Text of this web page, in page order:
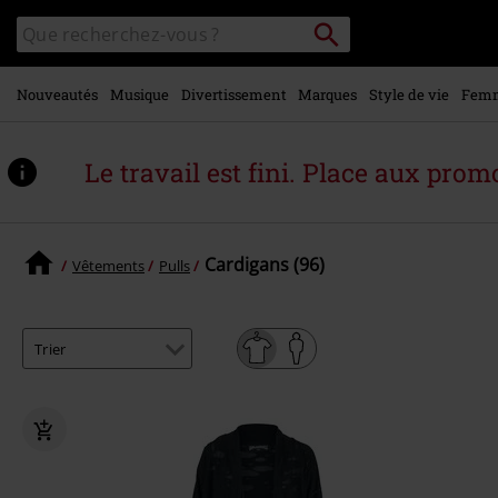
contenu
principal
Rechercher
sur
le
catalogue
Rechercher
Nouveautés Musique Divertissement Marques Style de vie
Le travail est fini. Place aux
Vêtements Pulls Cardigans (96)